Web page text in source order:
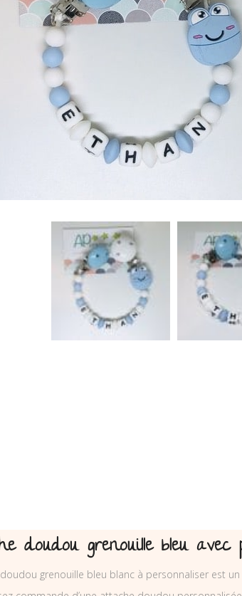
doudou grenouille bleu avec
doudou grenouille bleu blanc à personnaliser est